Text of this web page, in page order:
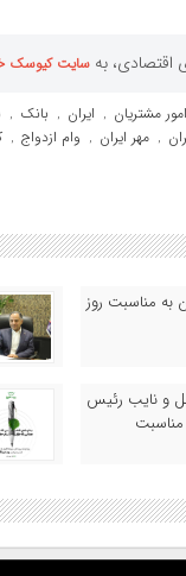
اقتصادی، به سایت کیوسک
امور مشتریان , ایران , بانک ,
, مهر ایران , وام ازدواج ,
به مناسبت روز
و نایب رئیس